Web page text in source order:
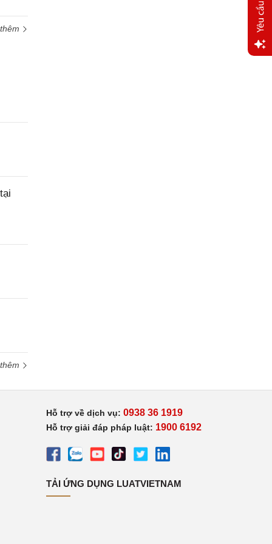
Hỗ trợ về dịch vụ: 0938 36 1919
Hỗ trợ giải đáp pháp luật: 1900 6192
TẢI ỨNG DỤNG LUATVIETNAM